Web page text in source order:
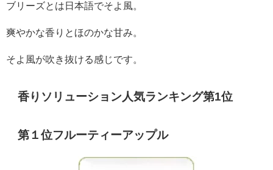
ブリーズとは日本語でそよ風。
爽やかな香りとほのかな甘み。
そよ風が吹き抜ける感じです。
香りソリューション人気ランキング第1位
第１位フルーティーアップル